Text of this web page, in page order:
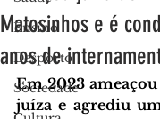
Ensino
Desporto
Sociedade
Matosinhos e é
anos de
Em 2023
juíza e agrediu